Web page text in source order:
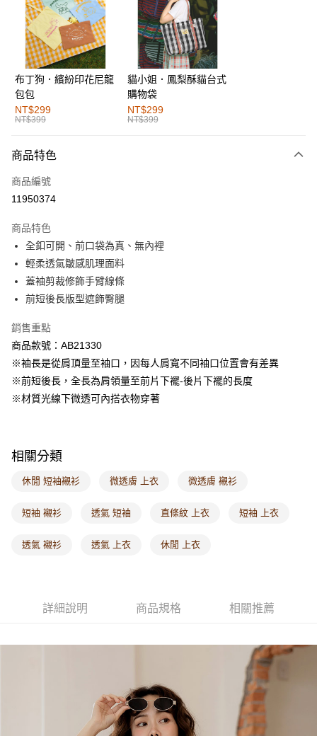
LINE Pay
街口支付
運送方式
全家取貨付款
每筆NT$60，滿NT$1,000(含以上)免運費
付款後全家取貨
萊爾富取貨付款
付款後萊爾富取貨
每筆NT$60，滿NT$1,000(含以上)免運費
7-11取貨付款
每筆NT$60，滿NT$1,000(含以上)免運費
付款後7-11取貨
每筆NT$60，滿NT$1,000(含以上)免運費
宅配
每筆NT$120，滿NT$1,000(含以上)免運費
海外配送-歐美地區 查看運費
布丁狗．繽紛印花尼龍
包包
NT$299
NT$399
貓小姐．鳳梨酥貓台式
購物袋
NT$299
NT$399
商品特色
商品編號
11950374
商品特色
全釦可開、前口袋為真、無內裡
輕柔透氣皺感肌理面料
蓋袖剪裁修飾手臂線條
前短後長版型遮飾臀腿
銷售重點
商品款號：AB21330
※袖長是從肩頂量至袖口，因每人肩寬不同袖口位置會有差異
※前短後長，全長為肩領量至前片下襬-後片下襬的長度
※材質光線下微透可內搭衣物穿著
相關分類
休閒 短袖襯衫 微透膚 上衣 微透膚 襯衫
短袖 襯衫 透氣 短袖 直條紋 上衣 短袖 上衣
透氣 襯衫 透氣 上衣 休閒 上衣
詳細說明 商品規格 相關推薦